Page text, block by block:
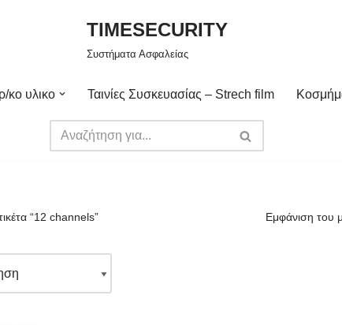
TIMESECURITY
Συστήματα Ασφαλείας
κο υλικο Ταινίες Συσκευασίας – Strech film
“12 channels” Εμφάνιση του